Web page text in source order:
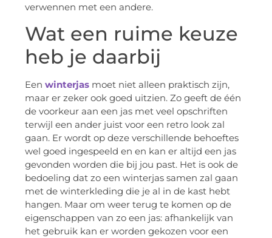
verwennen met een andere.
Wat een ruime keuze
heb je daarbij
Een winterjas moet niet alleen praktisch zijn,
maar er zeker ook goed uitzien. Zo geeft de één
de voorkeur aan een jas met veel opschriften
terwijl een ander juist voor een retro look zal
gaan. Er wordt op deze verschillende behoeftes
wel goed ingespeeld en en kan er altijd een jas
gevonden worden die bij jou past. Het is ook de
bedoeling dat zo een winterjas samen zal gaan
met de winterkleding die je al in de kast hebt
hangen. Maar om weer terug te komen op de
eigenschappen van zo een jas: afhankelijk van
het gebruik kan er worden gekozen voor een